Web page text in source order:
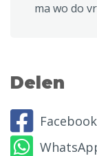
ma wo do
Delen
Facebook